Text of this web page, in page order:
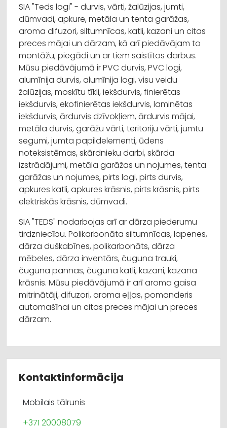
SIA "Teds logi" - durvis, vārti, žalūzijas, jumti,
dūmvadi, apkure, metāla un tenta garāžas,
aroma difuzori, siltumnīcas, katli, kazani un citas
preces mājai un dārzam, kā arī piedāvājam to
montāžu, piegādi un ar tiem saistītos darbus.
Mūsu piedāvājumā ir PVC durvis, PVC logi,
alumīnija durvis, alumīnija logi, visu veidu
žalūzijas, moskītu tīkli, iekšdurvis, finierētas
iekšdurvis, ekofinierētas iekšdurvis, laminētas
iekšdurvis, ārdurvis dzīvokļiem, ārdurvis mājai,
metāla durvis, garāžu vārti, teritoriju vārti, jumtu
segumi, jumta papildelementi, ūdens
noteksistēmas, skārdnieku darbi, skārda
izstrādājumi, metāla garāžas un nojumes, tenta
garāžas un nojumes, pirts logi, pirts durvis,
apkures katli, apkures krāsnis, pirts krāsnis, pirts
elektriskās krāsnis, dūmvadi.
SIA "TEDS" nodarbojas arī ar dārza piederumu
tirdzniecību. Polikarbonāta siltumnīcas, lapenes,
dārza duškabīnes, polikarbonāts, dārza
mēbeles, dārza inventārs, čuguna trauki,
čuguna pannas, čuguna katli, kazani, kazana
krāsnis. Mūsu piedāvājumā ir arī aroma gaisa
mitrinātāji, difuzori, aroma eļļas, pomanderis
automašīnai un citas preces mājai un preces
dārzam.
Kontaktinformācija
Mobilais tālrunis
+371 20008079